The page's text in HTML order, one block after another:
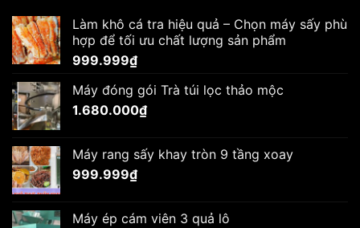
Làm khô cá tra hiệu quả – Chọn máy sấy phù
hợp để tối ưu chất lượng sản phẩm
999.999₫
Máy đóng gói Trà túi lọc thảo mộc
1.680.000₫
Máy rang sấy khay tròn 9 tầng xoay
999.999₫
Máy ép cám viên 3 quả lô